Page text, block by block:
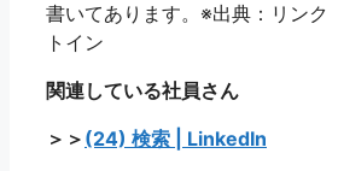
書いてあります。※出典：リンク
トイン
関連している社員さん
＞＞ (24) 検索 | LinkedIn